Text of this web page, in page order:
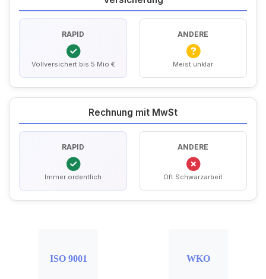
RAPID
Vollversichert bis 5 Mio €
ANDERE
Meist unklar
Rechnung mit MwSt
RAPID
Immer ordentlich
ANDERE
Oft Schwarzarbeit